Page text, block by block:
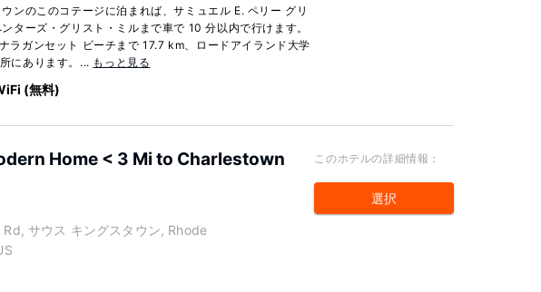
ンのこのコテージに泊まれば、サミュエル E. ペリー グリ
ターズ・グリスト・ミルまで車で 10 分以内で行けます。
ラガンセット ビーチまで 17.7 km、ロードアイランド大学
にあります。... もっと見る
(無料)
Home < 3 Mi to Charlestown
サウス キングスタウン, Rhode
このホテルの詳細情報：
選択